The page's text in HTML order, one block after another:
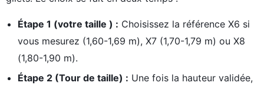
Étape 1 (votre taille ) : Choisissez la référence X6 si
vous mesurez (1,60-1,69 m), X7 (1,70-1,79 m) ou X8
(1,80-1,90 m).
Étape 2 (Tour de taille) : Une fois la hauteur validée,